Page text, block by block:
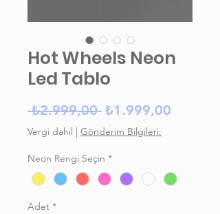
Hot Wheels Neon
Led Tablo
₺2.999,00 Normal Fiyat
₺1.999,00
Vergi dahil | Gönderim Bilgileri:
Neon Rengi Seçin *
Adet *